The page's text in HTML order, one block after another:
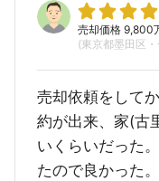
売却価格 9,800
(東京都墨田区
売却依頼をして
約が出来、家(古
いくらいだった
たので良かった